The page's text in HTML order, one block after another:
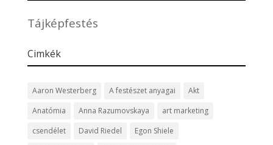
Tájképfestés
Cimkék
Aaron Westerberg A festészet anyagai
Akt
Anatómia
Anna Razumovskaya
art marketing
csendélet
David Riedel
Egon Shiele